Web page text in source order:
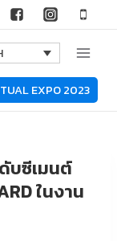
EXPO 2023
บซีเมนต์
ในงาน